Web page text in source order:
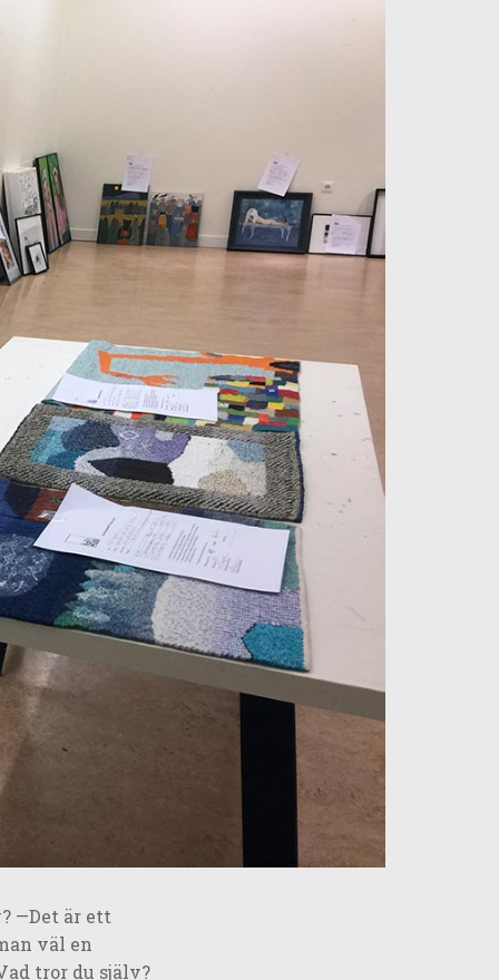
—Det är ett
väl en
tror du själv?